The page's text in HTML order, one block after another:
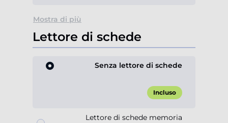
Mostra di più
Lettore di schede
Senza lettore di schede
Incluso
Lettore di schede memoria